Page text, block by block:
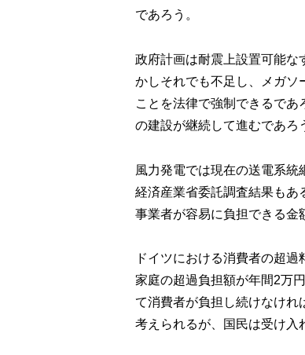
であろう。
政府計画は耐震上設置可能な
かしそれでも不足し、メガソ
ことを法律で強制できるで
の建設が継続して進む
風力発電では現在の送電系統
経済産業省委託調査結果もあ
事業者が容易に負担できる金
ドイツにおける消費者の超
家庭の超過負担額が年間2万
て消費者が負担し続けなけれ
考えられるが、国民は受け入